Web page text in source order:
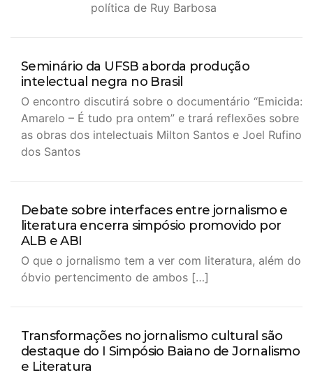
política de Ruy Barbosa
Seminário da UFSB aborda produção
intelectual negra no Brasil
O encontro discutirá sobre o documentário “Emicida:
Amarelo – É tudo pra ontem” e trará reflexões sobre
as obras dos intelectuais Milton Santos e Joel Rufino
dos Santos
Debate sobre interfaces entre jornalismo e
literatura encerra simpósio promovido por
ALB e ABI
O que o jornalismo tem a ver com literatura, além do
óbvio pertencimento de ambos […]
Transformações no jornalismo cultural são
destaque do I Simpósio Baiano de Jornalismo
e Literatura